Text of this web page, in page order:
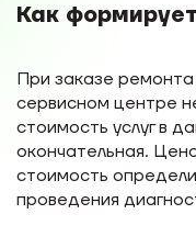
Как
При заказе
сервисном центре
стоимость услуг в
окончательная.
стоимость
проведения